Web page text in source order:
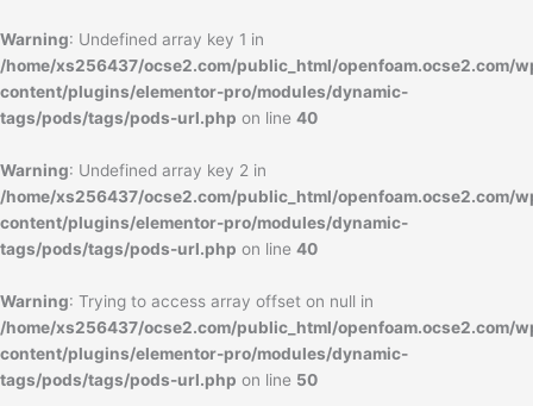
Warning: Undefined array key 1 in
/home/xs256437/ocse2.com/public_html/openfoam.ocse2.com/
content/plugins/elementor-pro/modules/dynamic-
tags/pods/tags/pods-url.php on line 40
Warning: Undefined array key 2 in
/home/xs256437/ocse2.com/public_html/openfoam.ocse2.com/
content/plugins/elementor-pro/modules/dynamic-
tags/pods/tags/pods-url.php on line 40
Warning: Trying to access array offset on null in
/home/xs256437/ocse2.com/public_html/openfoam.ocse2.com/
content/plugins/elementor-pro/modules/dynamic-
tags/pods/tags/pods-url.php on line 50
容
を
ス
キ
プ